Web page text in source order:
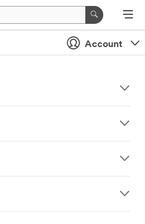
Account